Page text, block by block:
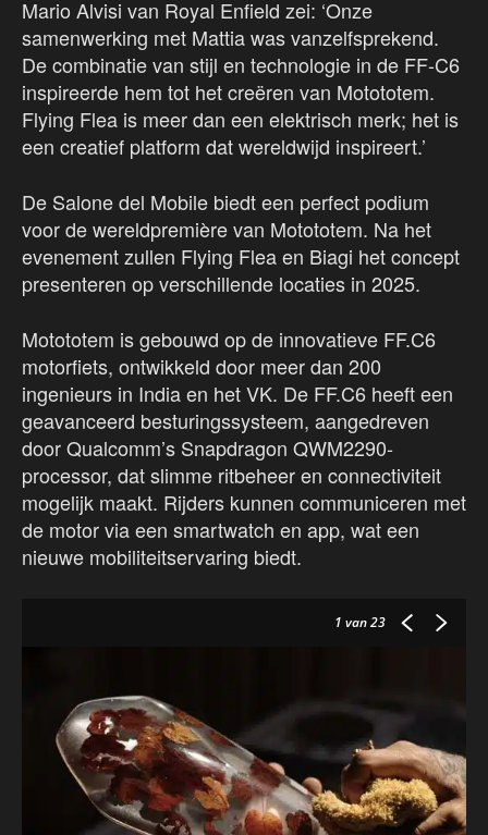
Mario Alvisi van Royal Enfield zei: ‘Onze
samenwerking met Mattia was vanzelfsprekend.
De combinatie van stijl en technologie in de FF-C6
inspireerde hem tot het creëren van Motototem.
Flying Flea is meer dan een elektrisch merk; het is
een creatief platform dat wereldwijd inspireert.’
De Salone del Mobile biedt een perfect podium
voor de wereldpremière van Motototem. Na het
evenement zullen Flying Flea en Biagi het concept
presenteren op verschillende locaties in 2025.
Motototem is gebouwd op de innovatieve FF.C6
motorfiets, ontwikkeld door meer dan 200
ingenieurs in India en het VK. De FF.C6 heeft een
geavanceerd besturingssysteem, aangedreven
door Qualcomm’s Snapdragon QWM2290-
processor, dat slimme ritbeheer en connectiviteit
mogelijk maakt. Rijders kunnen communiceren met
de motor via een smartwatch en app, wat een
nieuwe mobiliteitservaring biedt.
1 van 23